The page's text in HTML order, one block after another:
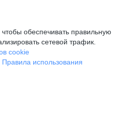
обеспечивать правильную
сетевой трафик.
cookie
Правила использования